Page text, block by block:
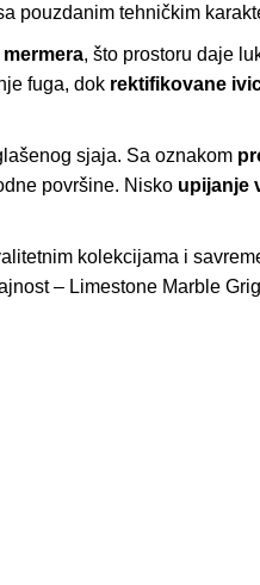
pouzdanim tehničkim
, što prostoru daje
fuga, dok rektifikovane
sjaja. Sa oznakom
površine. Nisko upijanje
kolekcijama i
– Limestone Marble